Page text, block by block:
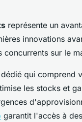
représente un
innovations
concurrents sur le
qui comprend
les stocks et
garantit l'accès à